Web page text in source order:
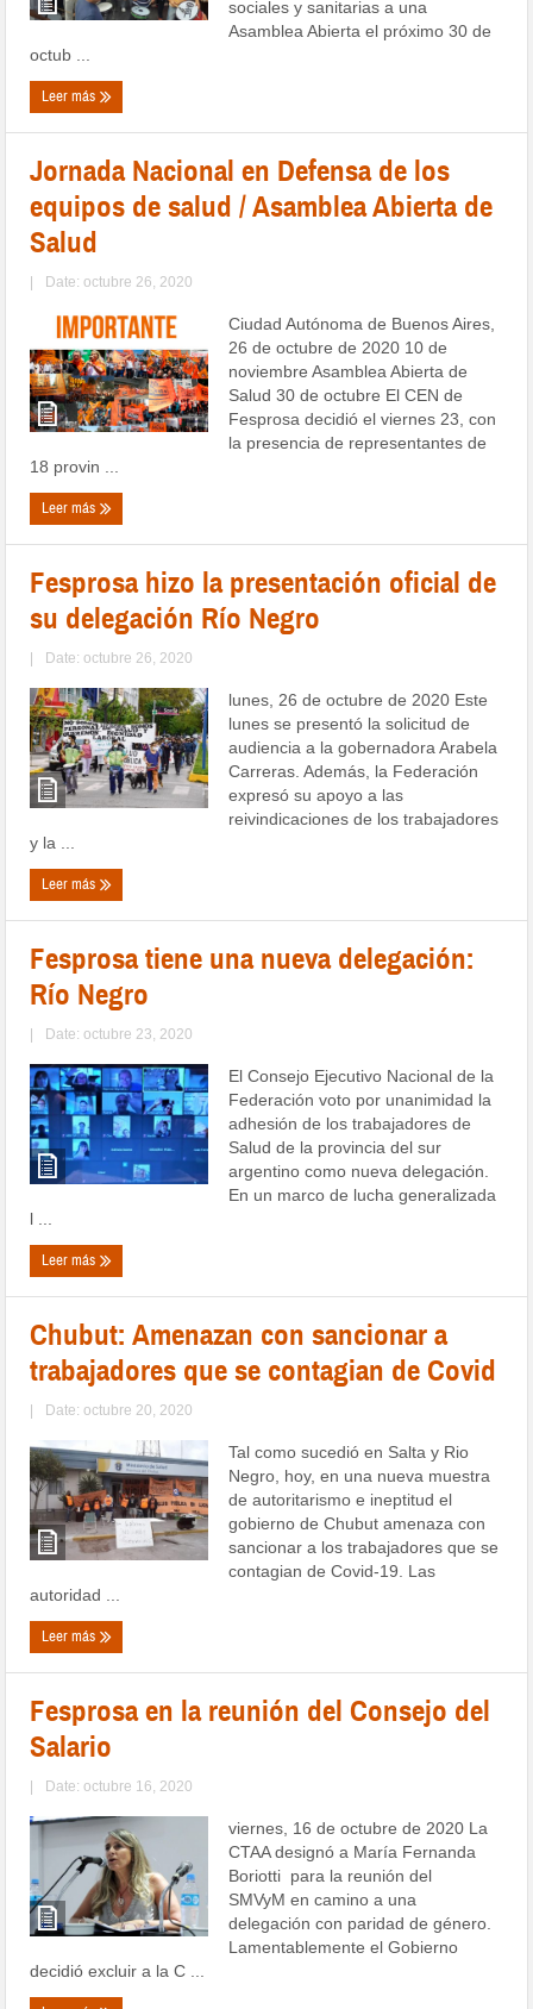
sociales y sanitarias a una
Asamblea Abierta el próximo 30 de
octub ...
Leer más
Jornada Nacional en Defensa de los
equipos de salud / Asamblea Abierta de
Salud
| Date: octubre 26, 2020
Ciudad Autónoma de Buenos Aires,
26 de octubre de 2020 10 de
noviembre Asamblea Abierta de
Salud 30 de octubre El CEN de
Fesprosa decidió el viernes 23, con
la presencia de representantes de
18 provin ...
Leer más
Fesprosa hizo la presentación oficial de
su delegación Río Negro
| Date: octubre 26, 2020
lunes, 26 de octubre de 2020 Este
lunes se presentó la solicitud de
audiencia a la gobernadora Arabela
Carreras. Además, la Federación
expresó su apoyo a las
reivindicaciones de los trabajadores
y la ...
Leer más
Fesprosa tiene una nueva delegación:
Río Negro
| Date: octubre 23, 2020
El Consejo Ejecutivo Nacional de la
Federación voto por unanimidad la
adhesión de los trabajadores de
Salud de la provincia del sur
argentino como nueva delegación.
En un marco de lucha generalizada
l ...
Leer más
Chubut: Amenazan con sancionar a
trabajadores que se contagian de Covid
| Date: octubre 20, 2020
Tal como sucedió en Salta y Rio
Negro, hoy, en una nueva muestra
de autoritarismo e ineptitud el
gobierno de Chubut amenaza con
sancionar a los trabajadores que se
contagian de Covid-19. Las
autoridad ...
Leer más
Fesprosa en la reunión del Consejo del
Salario
| Date: octubre 16, 2020
viernes, 16 de octubre de 2020 La
CTAA designó a María Fernanda
Boriotti para la reunión del
SMVyM en camino a una
delegación con paridad de género.
Lamentablemente el Gobierno
decidió excluir a la C ...